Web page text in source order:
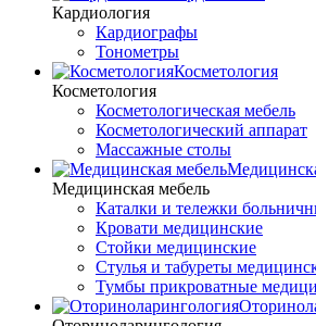
Кардиология
Кардиографы
Тонометры
Косметология
Косметология
Косметологическая мебель
Косметологический аппарат
Массажные столы
Медицинская мебель
Каталки и тележки
Кровати медицинские
Стойки медицинские
Стулья и табуреты
Тумбы прикроватные